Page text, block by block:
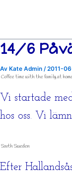
14/6
Av Kate Admin /2011-
Coffee time with the family at
Vi startade
hos oss. Vi
South Sweden
Efter